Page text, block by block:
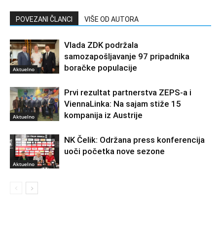
POVEZANI ČLANCI VIŠE OD AUTORA
Aktuelno
Vlada ZDK podržala
samozapošljavanje 97 pripadnika
boračke populacije
Aktuelno
Prvi rezultat partnerstva ZEPS-a i
ViennaLinka: Na sajam stiže 15
kompanija iz Austrije
Aktuelno
NK Čelik: Održana press konferencija
uoči početka nove sezone